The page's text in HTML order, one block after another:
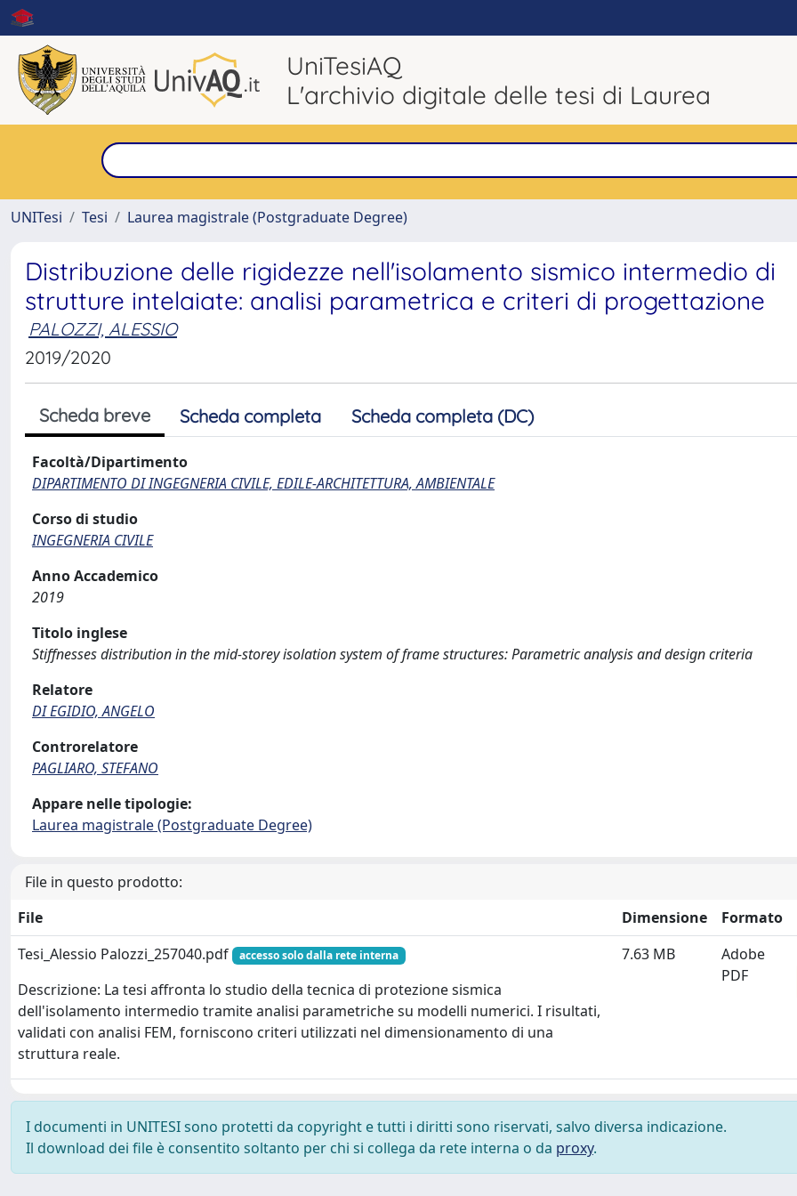
UniTesiAQ
L'archivio digitale delle tesi di Laurea
UNITesi
Tesi Laurea magistrale (Postgraduate Degree)
Distribuzione delle rigidezze nell'isolamento sismico intermedio di
strutture intelaiate: analisi parametrica e criteri di progettazione
PALOZZI, ALESSIO
2019/2020
Scheda breve Scheda completa Scheda completa (DC)
Facoltà/Dipartimento
DIPARTIMENTO DI INGEGNERIA CIVILE, EDILE-ARCHITETTURA, AMBIENTALE
Corso di studio
INGEGNERIA CIVILE
Anno Accademico
2019
Titolo inglese
Stiffnesses distribution in the mid-storey isolation system of frame structures: Parametric analysis and design criteria
Relatore
DI EGIDIO, ANGELO
Controrelatore
PAGLIARO, STEFANO
Appare nelle tipologie:
Laurea magistrale (Postgraduate Degree)
File in questo prodotto:
File
Dimensione
Formato
Tesi_Alessio Palozzi_257040.pdf
accesso solo dalla rete interna
Descrizione: La tesi affronta lo studio della tecnica di protezione sismica
dell'isolamento intermedio tramite analisi parametriche su modelli numerici. I risultati,
validati con analisi FEM, forniscono criteri utilizzati nel dimensionamento di una
struttura reale.
7.63 MB
Adobe
PDF
I documenti in UNITESI sono protetti da copyright e tutti i diritti sono riservati, salvo diversa indicazione.
Il download dei file è consentito soltanto per chi si collega da rete interna o da proxy.